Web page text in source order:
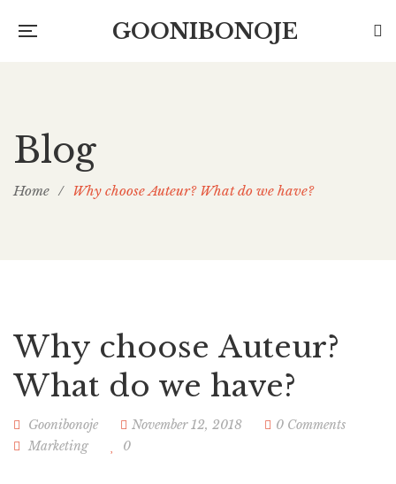
GOONIBONOJE
Blog
Home / Why choose Auteur? What do we have?
Why choose Auteur?
What do we have?
Goonibonoje November 12, 2018
0 Comments
Marketing
0